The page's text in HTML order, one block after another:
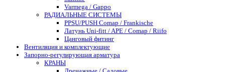
Varmega / Gappo
РАДИАЛЬНЫЕ СИСТЕМЫ
PPSU/PUSH Comap / Frankische
Латунь Uni-fitt / APE / Comap / Riifo
Цанговый фитинг
Вентиляция и комплектующие
Запорно-регулирующая арматура
КРАНЫ